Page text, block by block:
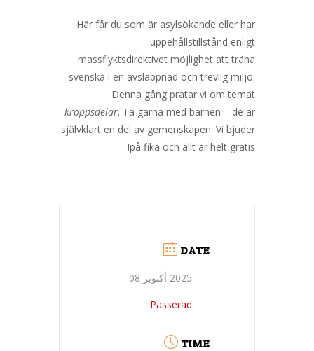
Här får du som är asylsökande eller har
uppehållstillstånd enligt
massflyktsdirektivet möjlighet att träna
svenska i en avslappnad och trevlig miljö.
Denna gång pratar vi om temat
kroppsdelar. Ta gärna med barnen – de är
självklart en del av gemenskapen. Vi bjuder
på fika och allt är helt gratis!
DATE
2025 أكتوبر 08
Passerad
TIME